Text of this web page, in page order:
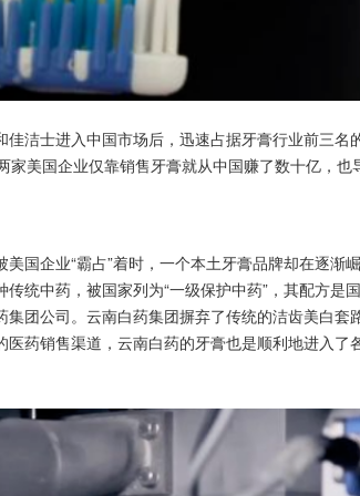
佳洁士进入中国市场后，迅速占据牙膏行业前三
家美国企业仅靠销售牙膏就从中国赚了数十亿，
国企业“霸占”着时，一个本土牙膏品牌却在逐渐
统中药，被国家列为“一级保护中药”，其配方是
集团公司。云南白药集团摒弃了传统的洁齿美白
药销售渠道，云南白药的牙膏也是顺利地进入了